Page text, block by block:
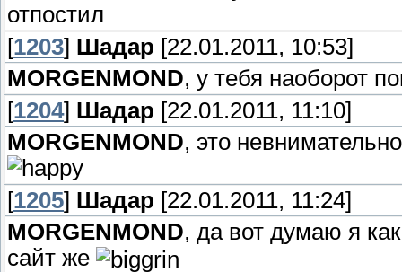
отпостил
[1203] Шадар [22.01.2011, 10:53]
MORGENMOND, у тебя наоборот
[1204] Шадар [22.01.2011, 11:10]
MORGENMOND, это
[1205] Шадар [22.01.2011, 11:24]
MORGENMOND, да вот думаю я
сайт же